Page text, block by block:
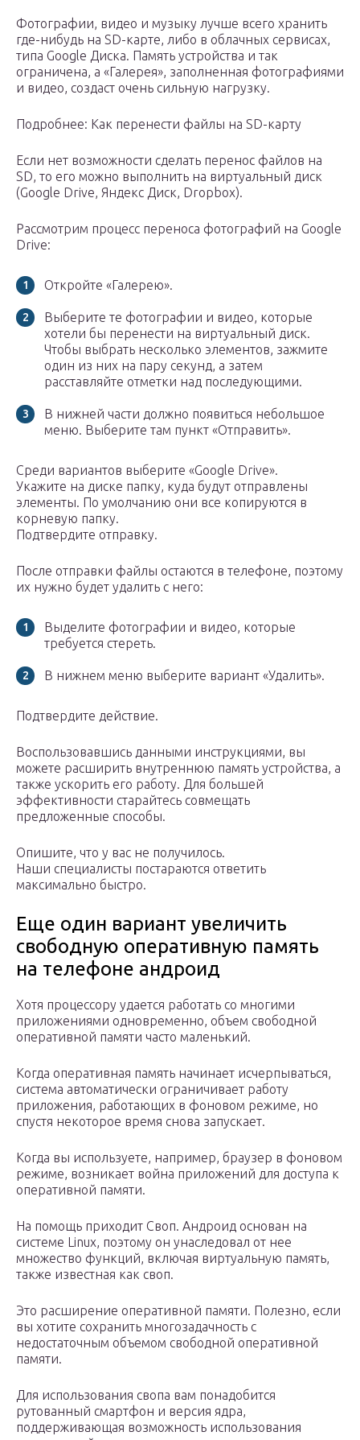
Фотографии, видео и музыку лучше всего хранить
где-нибудь на SD-карте, либо в облачных сервисах,
типа Google Диска. Память устройства и так
ограничена, а «Галерея», заполненная фотографиями
и видео, создаст очень сильную нагрузку.
Подробнее: Как перенести файлы на SD-карту
Если нет возможности сделать перенос файлов на
SD, то его можно выполнить на виртуальный диск
(Google Drive, Яндекс Диск, Dropbox).
Рассмотрим процесс переноса фотографий на Google
Drive:
Откройте «Галерею».
Выберите те фотографии и видео, которые
хотели бы перенести на виртуальный диск.
Чтобы выбрать несколько элементов, зажмите
один из них на пару секунд, а затем
расставляйте отметки над последующими.
В нижней части должно появиться небольшое
меню. Выберите там пункт «Отправить».
Среди вариантов выберите «Google Drive».
Укажите на диске папку, куда будут отправлены
элементы. По умолчанию они все копируются в
корневую папку.
Подтвердите отправку.
После отправки файлы остаются в телефоне, поэтому
их нужно будет удалить с него:
Выделите фотографии и видео, которые
требуется стереть.
В нижнем меню выберите вариант «Удалить».
Подтвердите действие.
Воспользовавшись данными инструкциями, вы
можете расширить внутреннюю память устройства, а
также ускорить его работу. Для большей
эффективности старайтесь совмещать
предложенные способы.
Опишите, что у вас не получилось.
Наши специалисты постараются ответить
максимально быстро.
Еще один вариант увеличить
свободную оперативную память
на телефоне андроид
Хотя процессору удается работать со многими
приложениями одновременно, объем свободной
оперативной памяти часто маленький.
Когда оперативная память начинает исчерпываться,
система автоматически ограничивает работу
приложения, работающих в фоновом режиме, но
спустя некоторое время снова запускает.
Когда вы используете, например, браузер в фоновом
режиме, возникает война приложений для доступа к
оперативной памяти.
На помощь приходит Своп. Андроид основан на
системе Linux, поэтому он унаследовал от нее
множество функций, включая виртуальную память,
также известная как своп.
Это расширение оперативной памяти. Полезно, если
вы хотите сохранить многозадачность с
недостаточным объемом свободной оперативной
памяти.
Для использования свопа вам понадобится
рутованный смартфон и версия ядра,
поддерживающая возможность использования